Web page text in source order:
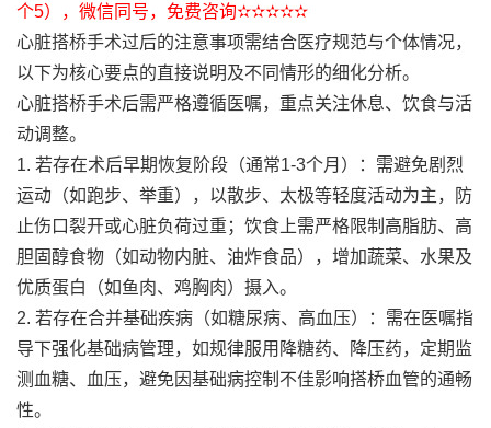
个5），微信同号，免费咨询✫✫✫✫✫
心脏搭桥手术过后的注意事项需结合医疗规范与个体情况，
以下为核心要点的直接说明及不同情形的细化分析。
心脏搭桥手术后需严格遵循医嘱，重点关注休息、饮食与活
动调整。
1. 若存在术后早期恢复阶段（通常1-3个月）：需避免剧烈
运动（如跑步、举重），以散步、太极等轻度活动为主，防
止伤口裂开或心脏负荷过重；饮食上需严格限制高脂肪、高
胆固醇食物（如动物内脏、油炸食品），增加蔬菜、水果及
优质蛋白（如鱼肉、鸡胸肉）摄入。
2. 若存在合并基础疾病（如糖尿病、高血压）：需在医嘱指
导下强化基础病管理，如规律服用降糖药、降压药，定期监
测血糖、血压，避免因基础病控制不佳影响搭桥血管的通畅
性。